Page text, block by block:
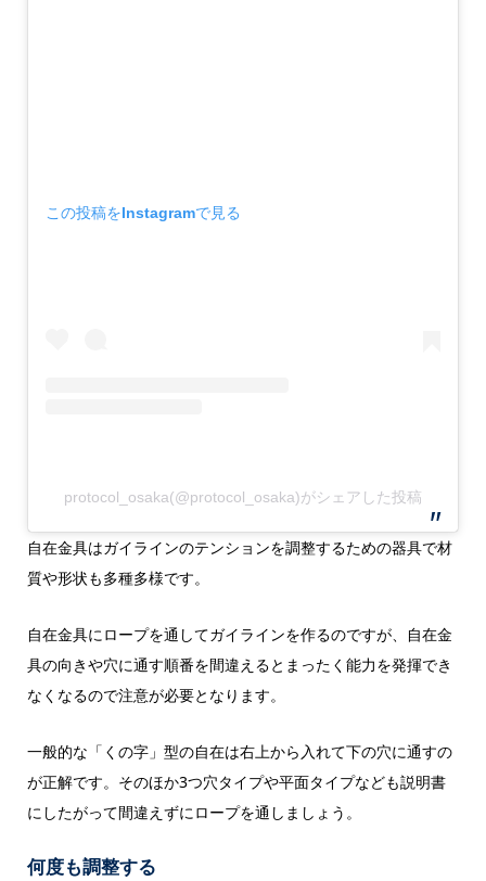
この投稿をInstagramで見る
protocol_osaka(@protocol_osaka)がシェアした投稿
自在金具はガイラインのテンションを調整するための器具で材
質や形状も多種多様です。
自在金具にロープを通してガイラインを作るのですが、自在金
具の向きや穴に通す順番を間違えるとまったく能力を発揮でき
なくなるので注意が必要となります。
一般的な「くの字」型の自在は右上から入れて下の穴に通すの
が正解です。そのほか3つ穴タイプや平面タイプなども説明書
にしたがって間違えずにロープを通しましょう。
何度も調整する